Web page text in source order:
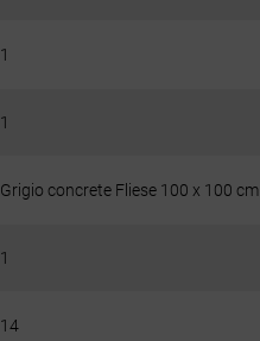
1
1
Grigio concrete Fliese 100 x 100 cm
1
14